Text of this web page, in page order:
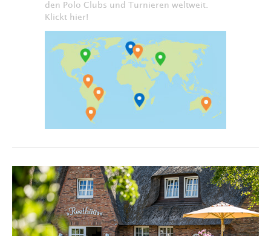
den Polo Clubs und Turnieren weltweit.
Klickt hier!